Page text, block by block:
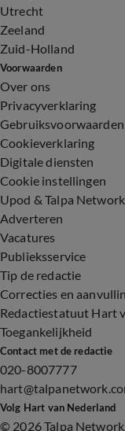
Utrecht
Zeeland
Zuid-Holland
Voorwaarden
Over ons
Privacyverklaring
Gebruiksvoorwaarden
Cookieverklaring
Digitale diensten
Cookie instellingen
Upod & Talpa Network
Adverteren
Vacatures
Publieksservice
Tip de redactie
Correcties en
Redactiestatuut Hart
Toegankelijkheid
Contact met de redactie
020-8007777
Volg Hart van Nederland
© 2026 Talpa